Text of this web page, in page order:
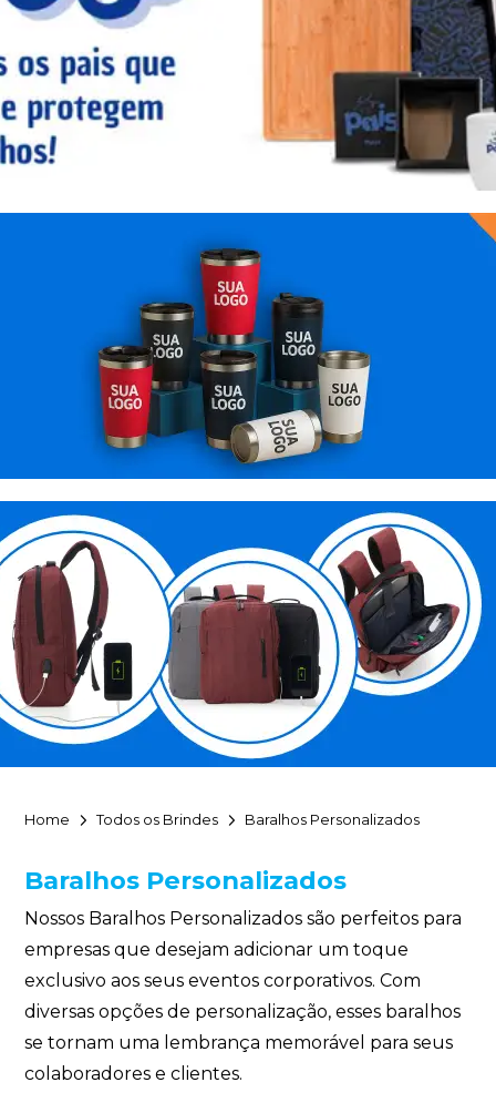
Home Todos os Brindes Baralhos Personalizados
Baralhos Personalizados
Nossos Baralhos Personalizados são perfeitos para
empresas que desejam adicionar um toque
exclusivo aos seus eventos corporativos. Com
diversas opções de personalização, esses baralhos
se tornam uma lembrança memorável para seus
colaboradores e clientes.